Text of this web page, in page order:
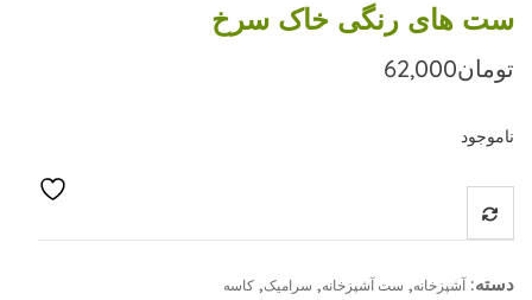
ست های رنگی خاک سرخ
تومان62,000
ناموجود
دسته:آشپزخانه, ست آشپزخانه, سرامیک, کاسه